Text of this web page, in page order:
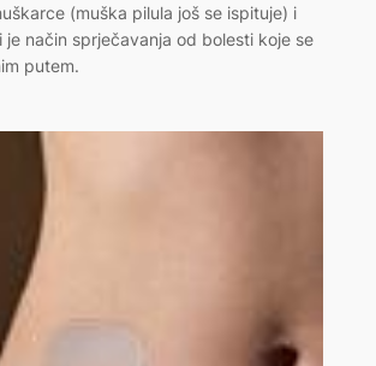
(muška pilula još se ispituje) i
je način sprječavanja od bolesti koje se
putem.